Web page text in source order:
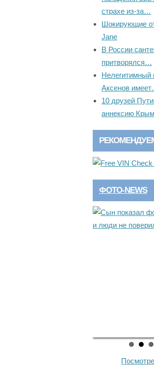
страхе из-за…
Шокирующие
Jane
В России
притворялся…
Нелегитимный
Аксенов
10 друзей
аннексию
ФОТО-NEWS